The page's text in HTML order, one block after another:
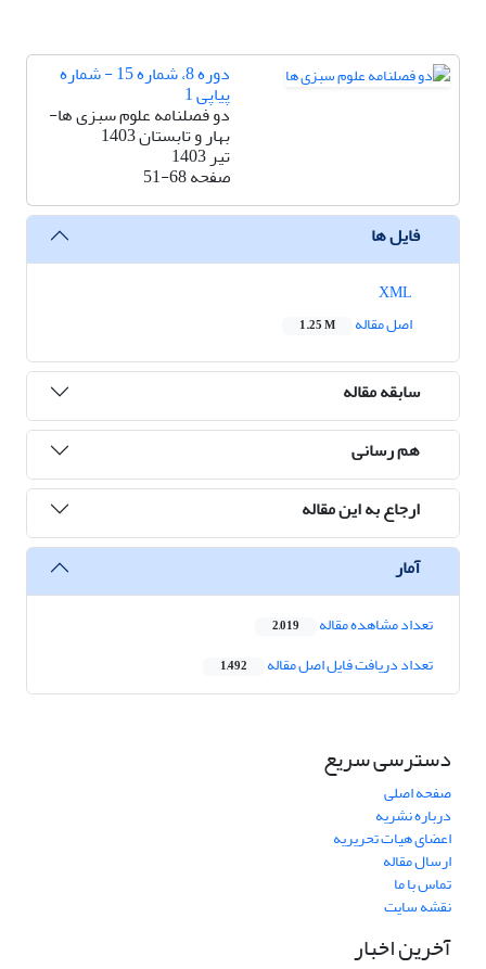
دوره 8، شماره 15 - شماره
پیاپی 1
دو فصلنامه علوم سبزی ها-
بهار و تابستان 1403
تیر 1403
صفحه51-68
فایل ها
اصل مقاله
1.25 M
سابقه مقاله
هم رسانی
ارجاع به این مقاله
آمار
تعداد مشاهده مقاله 2,019
تعداد دریافت فایل اصل مقاله 1,492
دسترسی سریع
صفحه اصلی
درباره نشریه
اعضای هیات تحریریه
ارسال مقاله
تماس با ما
نقشه سایت
آخرین اخبار